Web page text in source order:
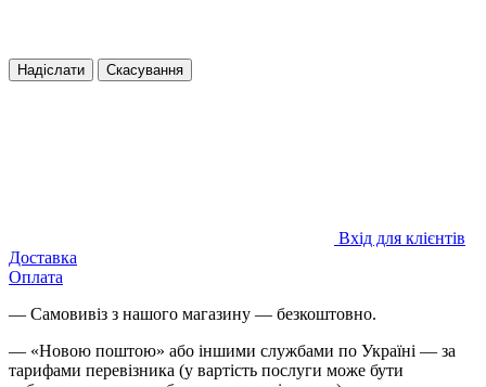
Надіслати Скасування
Вхід для клієнтів
Доставка
Оплата
— Самовивіз з нашого магазину — безкоштовно.
— «Новою поштою» або іншими службами по Україні — за
тарифами перевізника (у вартість послуги може бути